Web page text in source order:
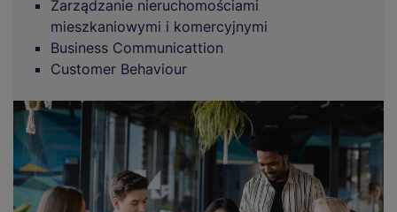
Zarządzanie nieruchomościami
mieszkaniowymi i komercyjnymi
Business Communicattion
Customer Behaviour